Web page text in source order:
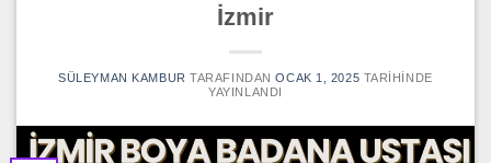
İzmir
SÜLEYMAN KAMBUR TARAFINDAN OCAK 1, 2025 TARIHINDE
YAYINLANDI